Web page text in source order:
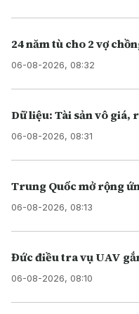
24 năm tù cho 2 vợ
06-08-2026, 08:32
Dữ liệu: Tài sản vô giá,
06-08-2026, 08:31
Trung Quốc mở rộng
06-08-2026, 08:13
Đức điều tra vụ UAV
06-08-2026, 08:10